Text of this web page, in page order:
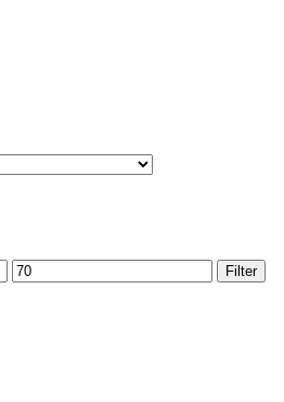
Maximálna
Filter